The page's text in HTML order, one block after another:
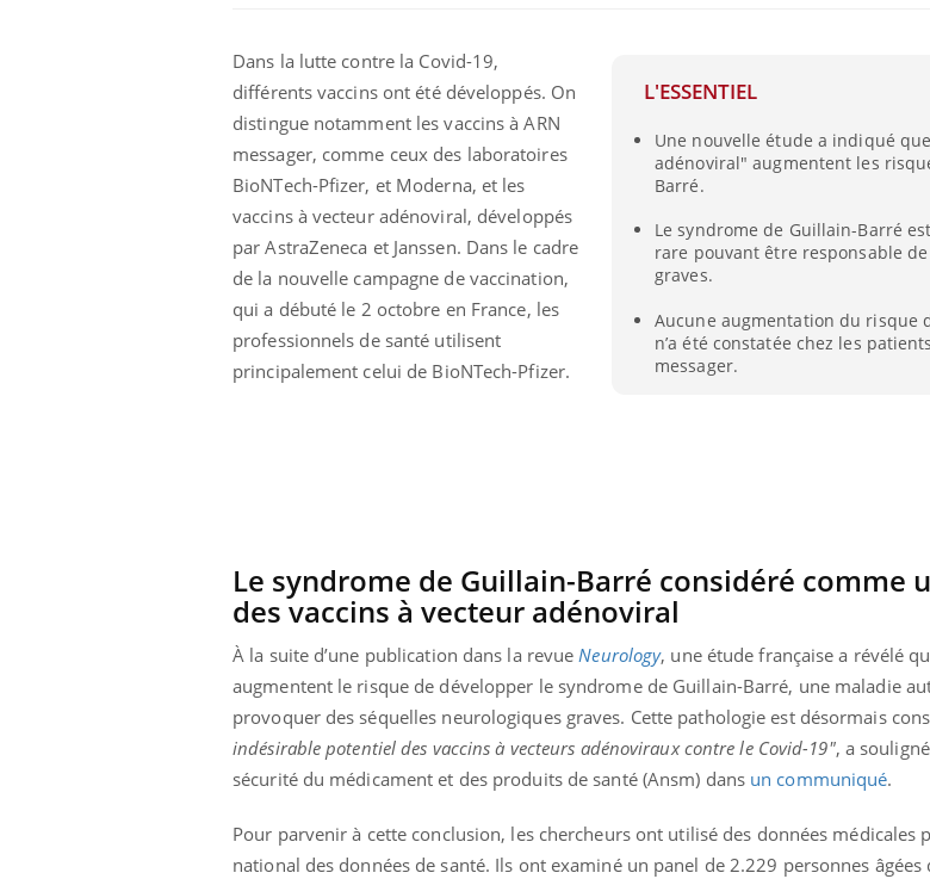
L'ESSENTIEL
Une nouvelle étude a indiqué
adénoviral" augmentent les
Barré.
Le syndrome de Guillain-Barré
rare pouvant être responsable
graves.
Aucune augmentation du risque
n’a été constatée chez les
messager.
Dans la lutte contre la Covid-19,
différents vaccins ont été développés. On
distingue notamment les vaccins à ARN
messager, comme ceux des laboratoires
BioNTech-Pfizer, et Moderna, et les
vaccins à vecteur adénoviral, développés
par AstraZeneca et Janssen. Dans le cadre
de la nouvelle campagne de vaccination,
qui a débuté le 2 octobre en France, les
professionnels de santé utilisent
principalement celui de BioNTech-Pfizer.
Le syndrome de Guillain-Barré considéré comme
des vaccins à vecteur adénoviral
À la suite d’une publication dans la revueNeurology, une étude française a révélé
augmentent le risque de développer le syndrome de Guillain-Barré, une maladie
provoquer des séquelles neurologiques graves. Cette pathologie est désormais
indésirable potentiel des vaccins à vecteurs adénoviraux contre le Covid-19", a
sécurité du médicament et des produits de santé (Ansm) dans un communiqué.
Pour parvenir à cette conclusion, les chercheurs ont utilisé des données médicales
national des données de santé. Ils ont examiné un panel de 2.229 personnes âgées
Eczéma Chronique des Mains :
expliquer ma maladieYoutube
Il y a des sujets qui sont faciles à aborder...
d'autres non ! D'un côté, poser des
questions sur la maladie d'un proche c'est
Youtube
Carence en fer : comprendre pour
prévenir
Fatigue, irritabilité, brouillard mental ou
même alopécie… Les symptômes de la
carence en fer sont multiples ce qui la rend
...